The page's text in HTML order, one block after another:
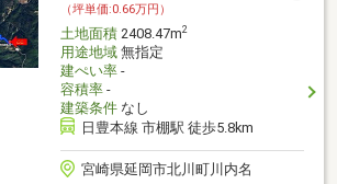
（坪単価:0.66万円）
土地面積2408.47m2
用途地域無指定
建ぺい率-
容積率-
建築条件なし
日豊本線 市棚駅 徒歩5.8km
宮崎県延岡市北川町川内名